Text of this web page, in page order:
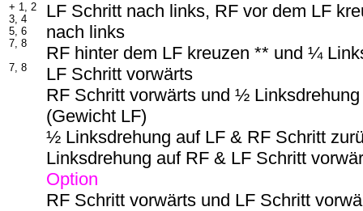
+ 1, 2
3, 4
5, 6
7, 8
7, 8
LF Schritt nach links, RF vor dem LF
nach links
RF hinter dem LF kreuzen ** und ¼
LF Schritt vorwärts
RF Schritt vorwärts und ½
(Gewicht LF)
½ Linksdrehung auf LF & RF Schritt
Linksdrehung auf RF & LF Schritt
Option
RF Schritt vorwärts und LF Schritt